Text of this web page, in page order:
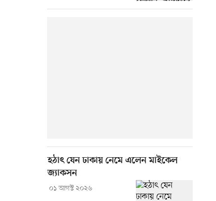
হঠাৎ যেন ঢাকায় নেমে এলেন মাইকেল
জ্যাকসন
০১ আগস্ট ২০২৬